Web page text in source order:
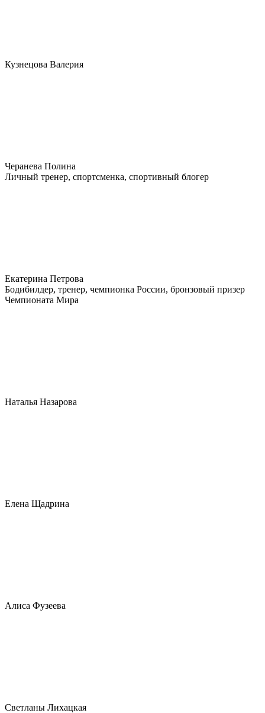
Кузнецова Валерия
Черанева Полина
Личный тренер, спортсменка, спортивный блогер
Екатерина Петрова
Бодибилдер, тренер, чемпионка России, бронзовый призер
Чемпионата Мира
Наталья Назарова
Елена Щадрина
Алиса Фузеева
Светланы Лихацкая